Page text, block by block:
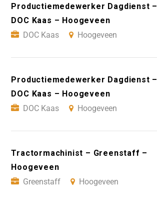
Productiemedewerker Dagdienst –
DOC Kaas – Hoogeveen
DOC Kaas
Hoogeveen
Productiemedewerker Dagdienst –
DOC Kaas – Hoogeveen
DOC Kaas
Hoogeveen
Tractormachinist – Greenstaff –
Hoogeveen
Greenstaff
Hoogeveen